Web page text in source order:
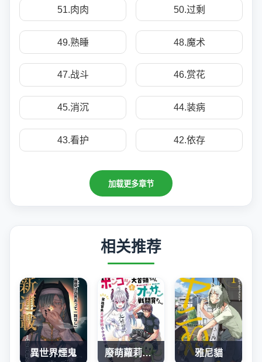
51.肉肉 50.过剩
49.熟睡 48.魔术
47.战斗 46.赏花
45.消沉 44.装病
43.看护 42.依存
加载更多章节
相关推荐
異世界煙鬼 廢萌蘿莉大首領和她的大叔部下 雅尼貓